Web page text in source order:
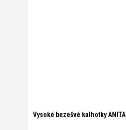
Vysoké bezešvé kalhotky ANITA